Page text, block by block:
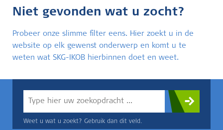
Niet gevonden wat u zocht?
Probeer onze slimme filter eens. Hier zoekt u in de
website op elk gewenst onderwerp en komt u te
weten wat SKG-IKOB hierbinnen doet en weet.
Weet u wat u zoekt? Gebruik dan dit veld.